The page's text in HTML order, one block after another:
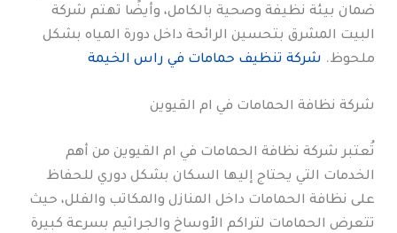
ضمان بيئة نظيفة وصحية بالكامل، وأيضًا تهتم شركة
البيت المشرق بتحسين الرائحة داخل دورة المياه بشكل
ملحوظ. شركة تنظيف حمامات في راس الخيمة
شركة نظافة الحمامات في ام القيوين
تُعتبر شركة نظافة الحمامات في ام القيوين من أهم
الخدمات التي يحتاج إليها السكان بشكل دوري للحفاظ
على نظافة الحمامات داخل المنازل والمكاتب والفلل، حيث
تتعرض الحمامات لتراكم الأوساخ والجراثيم بسرعة كبيرة